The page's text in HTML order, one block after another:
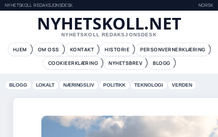
NYHETSKOLL REDAKSJONSDESK NORSK
NYHETSKOLL.NET
NYHETSKOLL REDAKSJONSDESK
HJEM OM OSS KONTAKT HISTORIE
PERSONVERNERKLÆRING
COOKIEERKLÆRING
NYHETSBREV BLOGG
BLOGG LOKALT NÆRINGSLIV POLITIKK TEKNOLOGI VERDEN